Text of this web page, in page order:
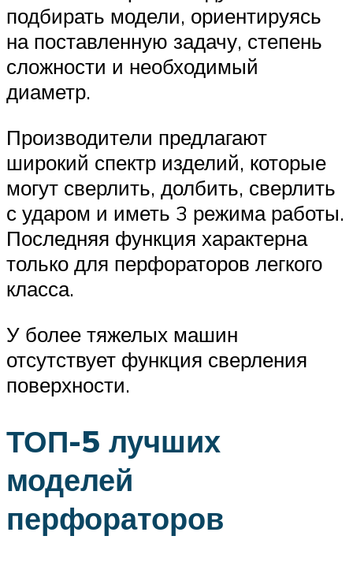
подбирать модели, ориентируясь
на поставленную задачу, степень
сложности и необходимый
диаметр.
Производители предлагают
широкий спектр изделий, которые
могут сверлить, долбить, сверлить
с ударом и иметь 3 режима работы.
Последняя функция характерна
только для перфораторов легкого
класса.
У более тяжелых машин
отсутствует функция сверления
поверхности.
ТОП-5 лучших
моделей
перфораторов